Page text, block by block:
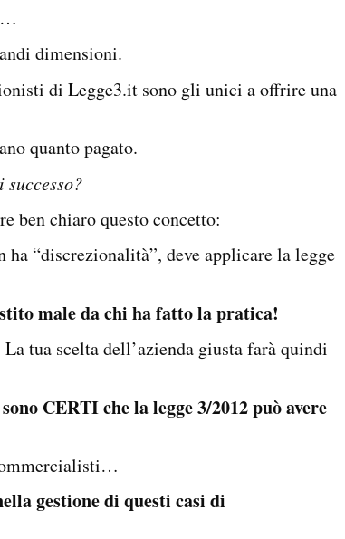
…
dimensioni.
di Legge3.it sono gli unici a offrire una
quanto pagato.
ben chiaro questo concetto:
“discrezionalità”, deve applicare la legge
male da chi ha fatto la pratica!
tua scelta dell’azienda giusta farà quindi
CERTI che la legge 3/2012 può avere
gestione di questi casi di